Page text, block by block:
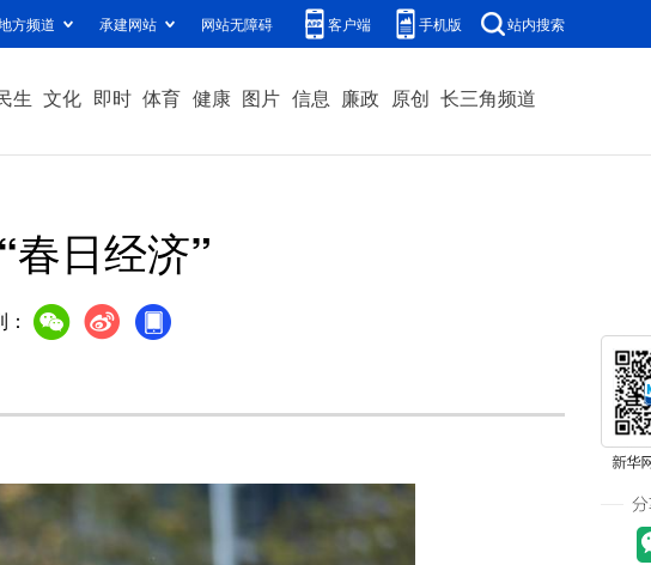
方频道 承建网站 网站无障碍 客户端 手机版 站内搜索
生 文化 即时 体育 健康 图片 信息 廉政 原创 长三角频道
日经济”